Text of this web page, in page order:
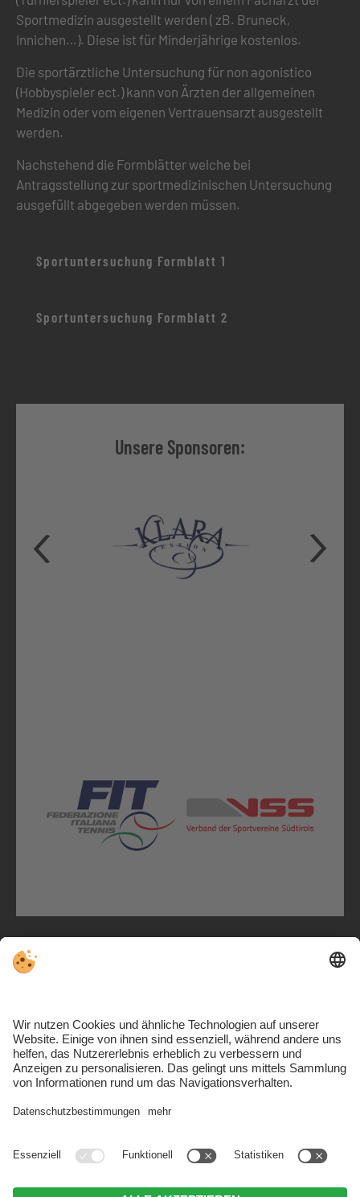
Sportmedizin ausgestellt werden ( zB. Bruneck,
Innichen…). Diese ist für Minderjährige kostenlos.
Die sportärztliche Untersuchung für non agonistico
(Hobbyspieler ect.) kann von Ärzten der allgemeinen
Medizin oder vom eigenen Vertrauensarzt ausgestellt
werden.
Nachstehend die Formblätter welche bei
Antragsstellung zur sportmedizinischen Untersuchung
ausgefüllt abgegeben werden müssen.
Sportuntersuchung Formblatt 1
Sportuntersuchung Formblatt 2
Unsere Sponsoren:
M. info@tvn.bz
PEC:
tennisvereinniederdorf@pec.it
Kontakt & Anreise